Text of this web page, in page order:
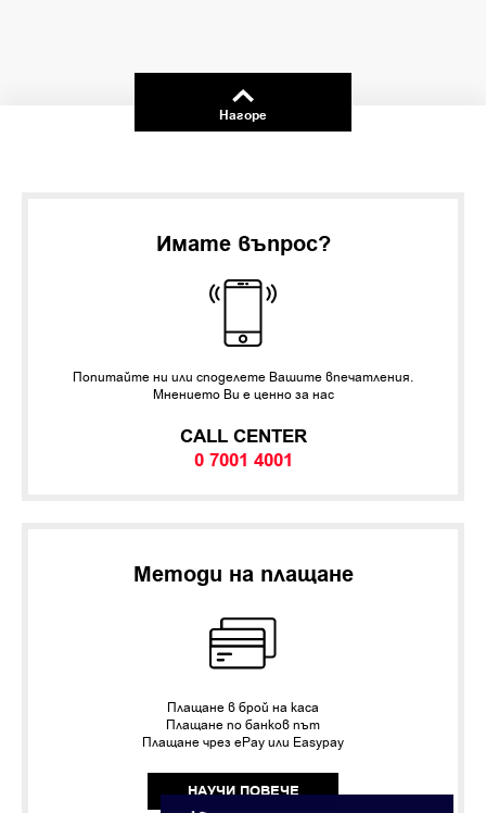
Нагоре
Имате въпрос?
Попитайте ни или споделете Вашите впечатления.
Мнението Ви е ценно за нас
CALL CENTER
0 7001 4001
Методи на плащане
Плащане в брой на каса
Плащане по банков път
Плащане чрез ePay или Easypay
НАУЧИ ПОВЕЧЕ